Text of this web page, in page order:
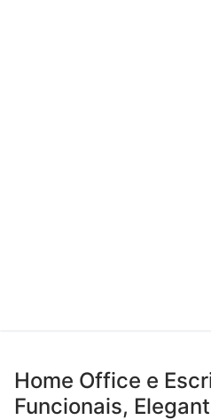
Home Office e
Funcionais,